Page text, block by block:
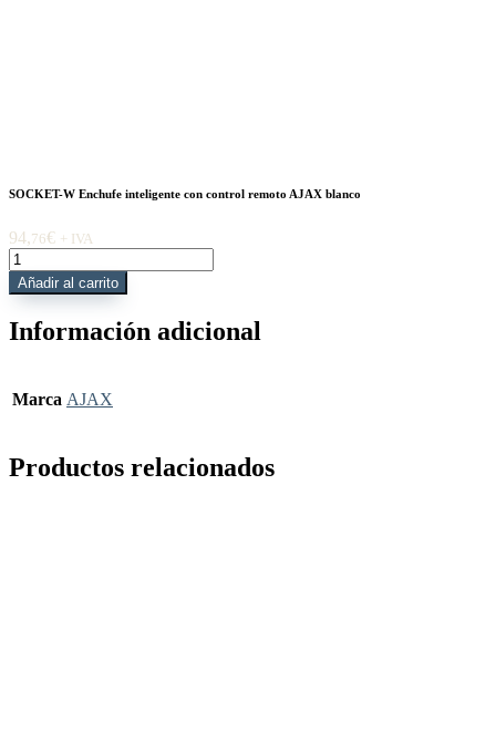
SOCKET-W Enchufe inteligente con control remoto AJAX blanco
94,76€ + IVA
SOCKET-
W
Enchufe
con
AJAX
Añadir al carrito
Información adicional
Marca AJAX
Productos relacionados